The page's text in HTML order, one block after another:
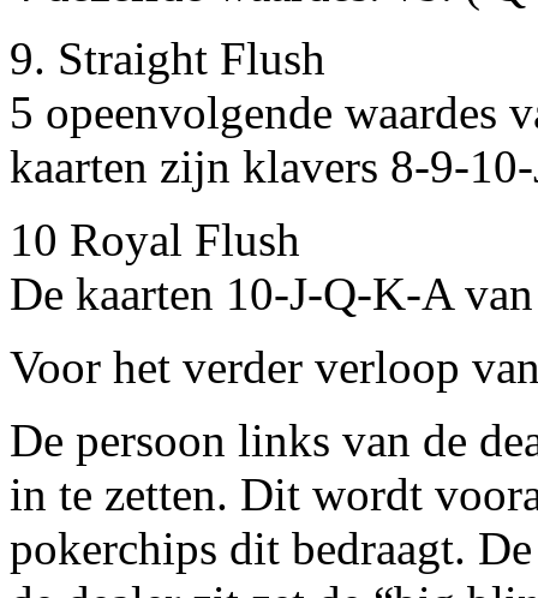
9. Straight Flush
5 opeenvolgende waardes
kaarten zijn klavers 8-9-
10 Royal Flush
De kaarten 10-J-Q-K-A
Voor het verder verloop
De persoon links van de
in te zetten. Dit wordt
pokerchips dit bedraagt.